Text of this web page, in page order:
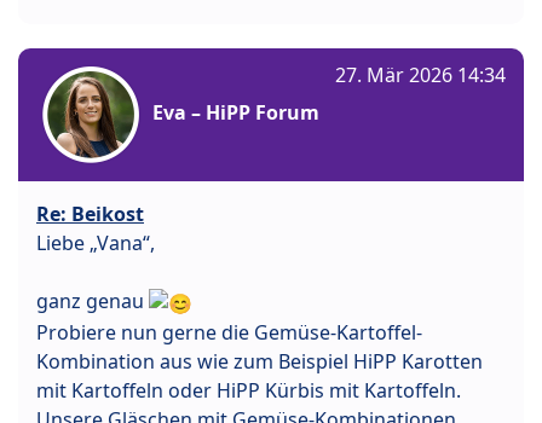
Eva – HiPP Forum
27. Mär 2026 14:34
Re: Beikost
Liebe „Vana“,
ganz genau
Probiere nun gerne die Gemüse-Kartoffel-
Kombination aus wie zum Beispiel HiPP Karotten
mit Kartoffeln oder HiPP Kürbis mit Kartoffeln.